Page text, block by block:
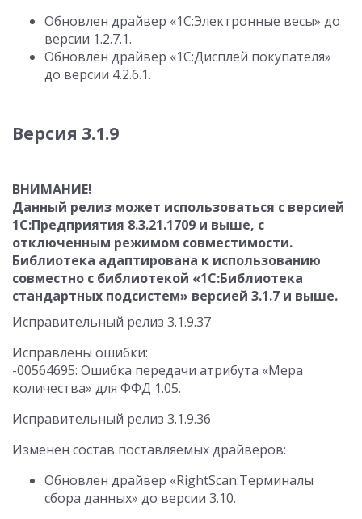
Обновлен драйвер «1C:Электронные весы» до
версии 1.2.7.1.
Обновлен драйвер «1C:Дисплей покупателя»
до версии 4.2.6.1.
Версия 3.1.9
ВНИМАНИЕ!
Данный релиз может использоваться с версией
1С:Предприятия 8.3.21.1709 и выше, с
отключенным режимом совместимости.
Библиотека адаптирована к использованию
совместно с библиотекой «1С:Библиотека
стандартных подсистем» версией 3.1.7 и выше.
Исправительный релиз 3.1.9.37
Исправлены ошибки:
-00564695: Ошибка передачи атрибута «Мера
количества» для ФФД 1.05.
Исправительный релиз 3.1.9.36
Изменен состав поставляемых драйверов:
Обновлен драйвер «RightScan:Терминалы
сбора данных» до версии 3.10.